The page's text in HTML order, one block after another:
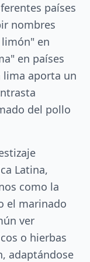
países
nombres
en
en países
lima aporta un
del pollo
Latina,
como la
el marinado
ver
o hierbas
adaptándose